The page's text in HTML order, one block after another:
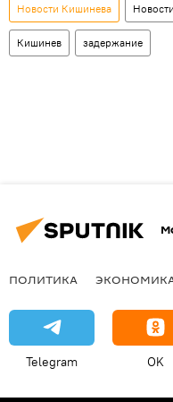
Новости Кишинева Новости
Кишинев задержание
ПОЛИТИКА
Telegram OK